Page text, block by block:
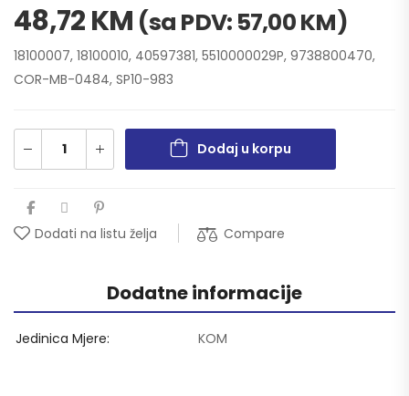
48,72KM (sa PDV: 57,00KM)
18100007, 18100010, 40597381, 5510000029P, 9738800470,
COR-MB-0484, SP10-983
Dodaj u korpu
Dodati na listu želja Compare
Dodatne informacije
Jedinica Mjere KOM